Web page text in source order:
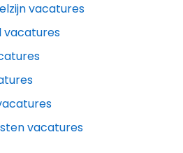
vacatures
vacatures
vacatures